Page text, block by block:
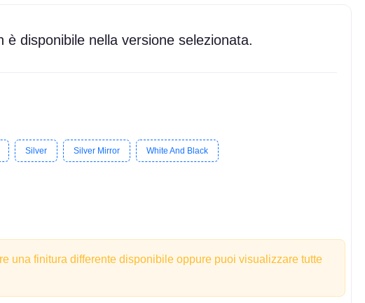
disponibile nella versione selezionata.
Silver Silver Mirror White And Black
una finitura differente disponibile oppure puoi visualizzare tutte